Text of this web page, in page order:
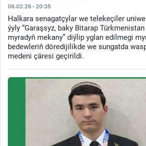
06.02.26 - 20:35
Halkara senagatçylar we telekeçiler
ýyly “Garaşsyz, baky Bitarap
myradyň mekany” diýlip yglan edilmegi
bedewleriň döredijilikde we sungatda
medeni çäresi geçirildi.